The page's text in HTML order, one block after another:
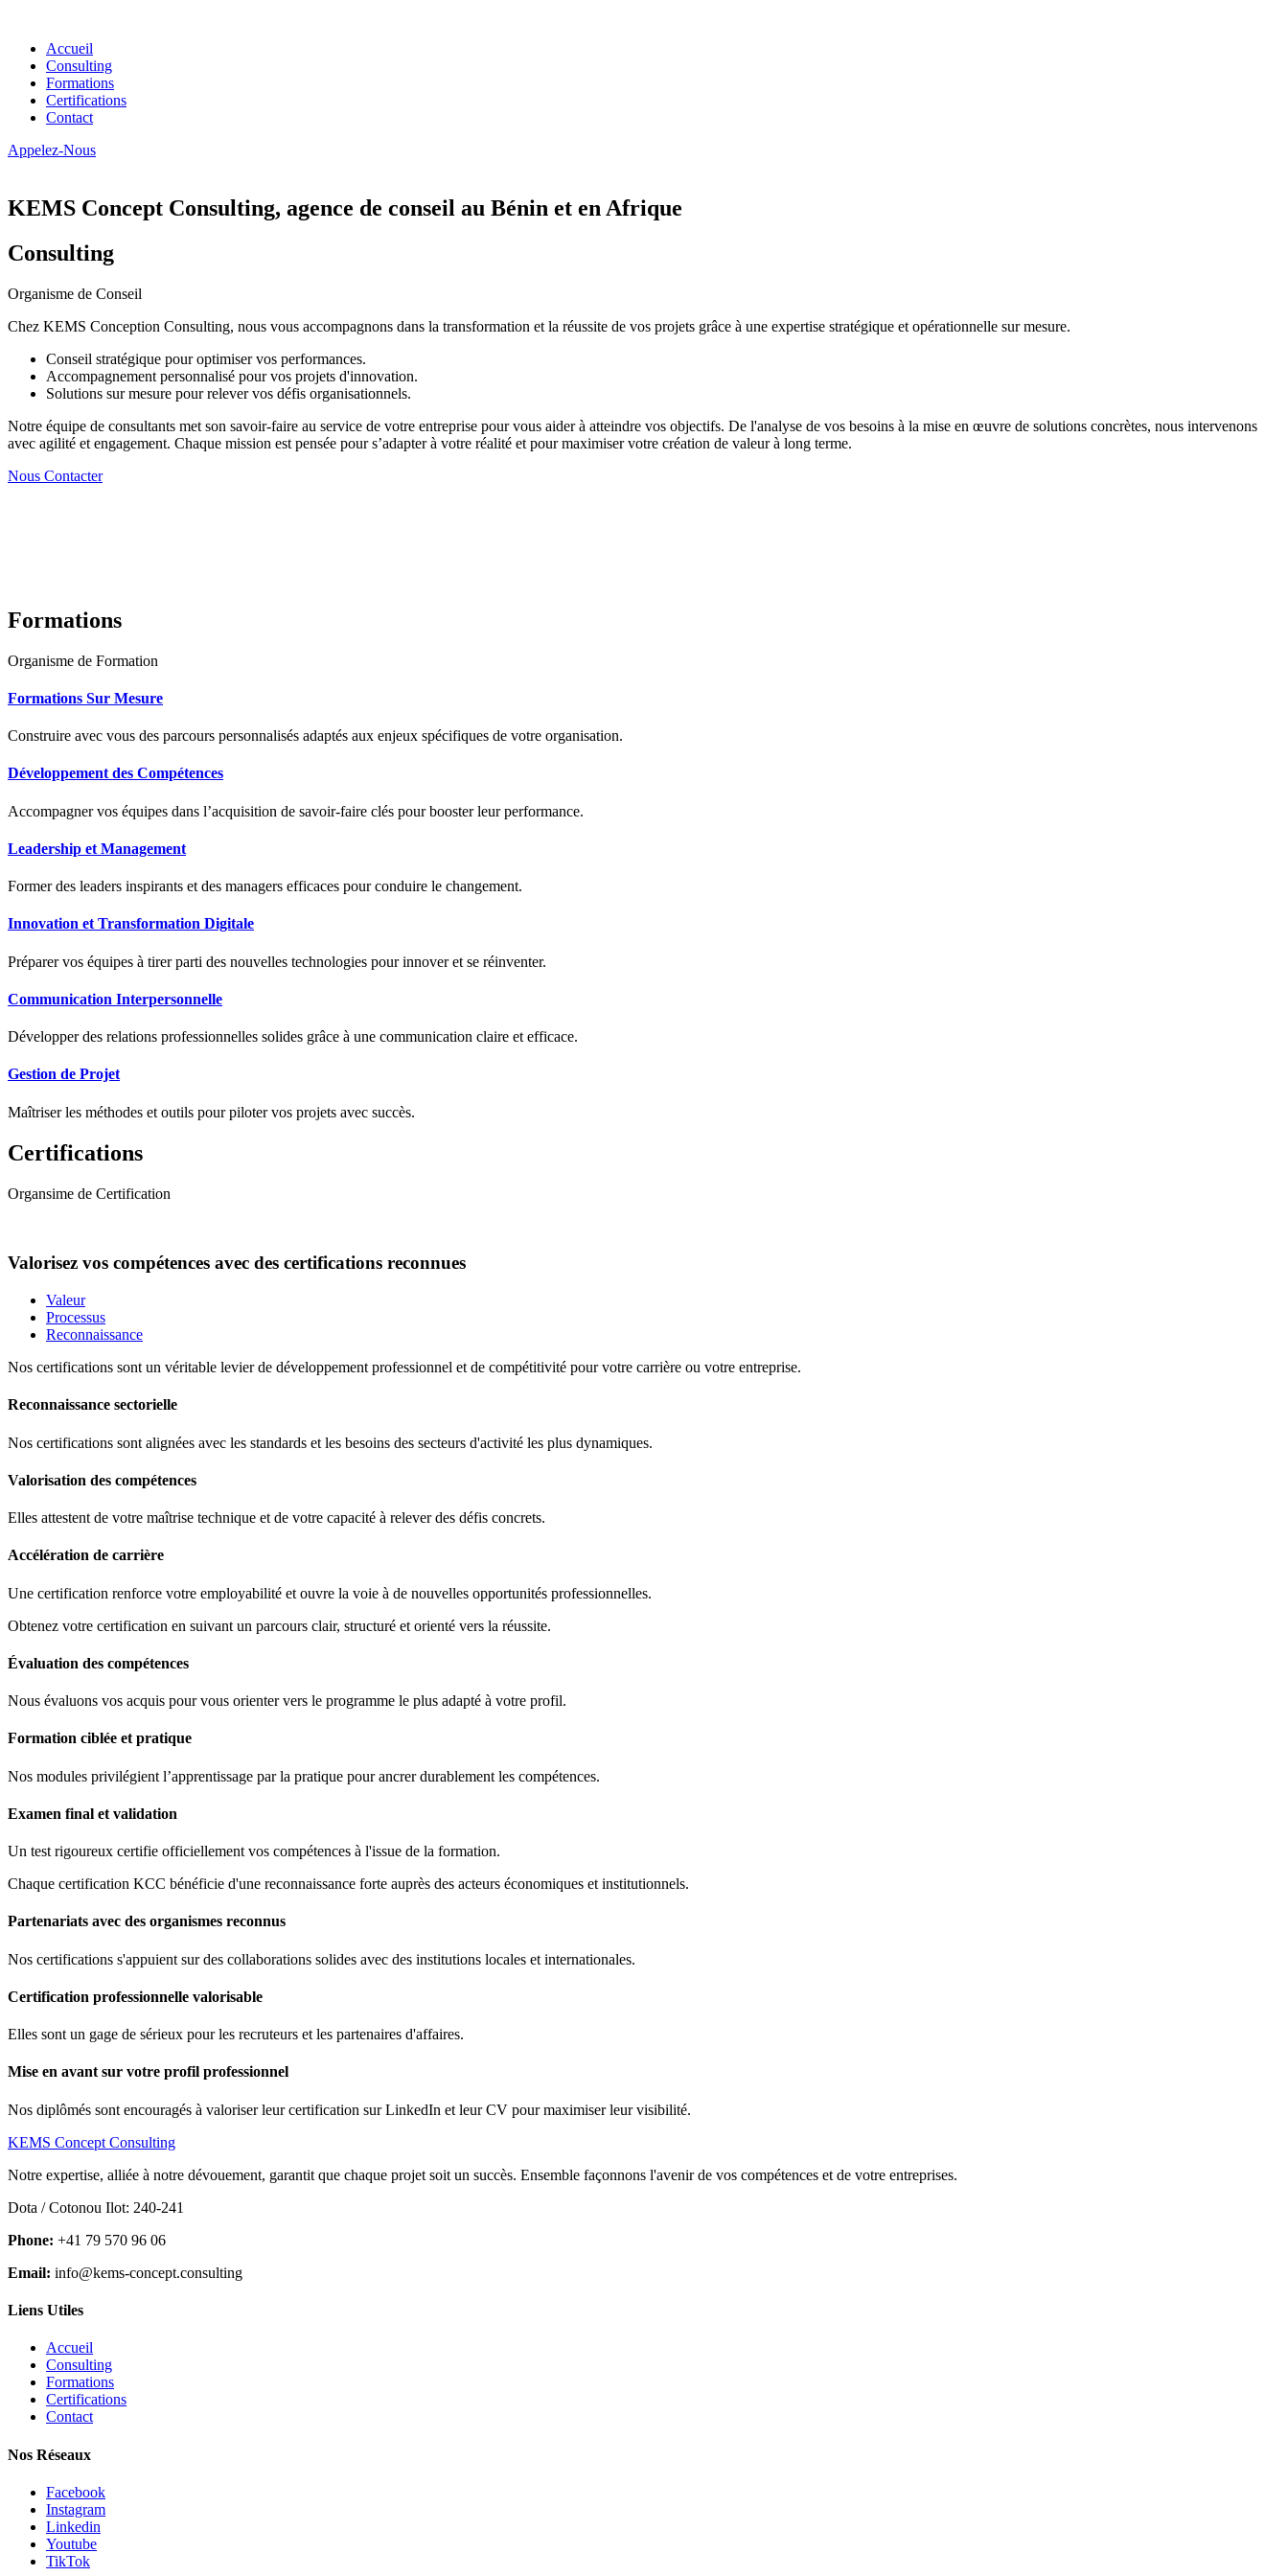
Accueil
Consulting
Formations
Certifications
Contact
Appelez-Nous
KEMS Concept Consulting, agence de conseil au Bénin et en Afrique
Consulting
Organisme de Conseil
Chez KEMS Conception Consulting, nous vous accompagnons dans la transformation et la réussite de vos projets grâce à une expertise stratégique et opérationnelle sur mesure.
Conseil stratégique pour optimiser vos performances.
Accompagnement personnalisé pour vos projets d'innovation.
Solutions sur mesure pour relever vos défis organisationnels.
Notre équipe de consultants met son savoir-faire au service de votre entreprise pour vous aider à atteindre vos objectifs. De l'analyse de vos besoins à la mise en œuvre de solutions concrètes, nous intervenons
avec agilité et engagement. Chaque mission est pensée pour s’adapter à votre réalité et pour maximiser votre création de valeur à long terme.
Nous Contacter
Formations
Organisme de Formation
Formations Sur Mesure
Construire avec vous des parcours personnalisés adaptés aux enjeux spécifiques de votre organisation.
Développement des Compétences
Accompagner vos équipes dans l’acquisition de savoir-faire clés pour booster leur performance.
Leadership et Management
Former des leaders inspirants et des managers efficaces pour conduire le changement.
Innovation et Transformation Digitale
Préparer vos équipes à tirer parti des nouvelles technologies pour innover et se réinventer.
Communication Interpersonnelle
Développer des relations professionnelles solides grâce à une communication claire et efficace.
Gestion de Projet
Maîtriser les méthodes et outils pour piloter vos projets avec succès.
Certifications
Organsime de Certification
Valorisez vos compétences avec des certifications reconnues
Valeur
Processus
Reconnaissance
Nos certifications sont un véritable levier de développement professionnel et de compétitivité pour votre carrière ou votre entreprise.
Reconnaissance sectorielle
Nos certifications sont alignées avec les standards et les besoins des secteurs d'activité les plus dynamiques.
Valorisation des compétences
Elles attestent de votre maîtrise technique et de votre capacité à relever des défis concrets.
Accélération de carrière
Une certification renforce votre employabilité et ouvre la voie à de nouvelles opportunités professionnelles.
Obtenez votre certification en suivant un parcours clair, structuré et orienté vers la réussite.
Évaluation des compétences
Nous évaluons vos acquis pour vous orienter vers le programme le plus adapté à votre profil.
Formation ciblée et pratique
Nos modules privilégient l’apprentissage par la pratique pour ancrer durablement les compétences.
Examen final et validation
Un test rigoureux certifie officiellement vos compétences à l'issue de la formation.
Chaque certification KCC bénéficie d'une reconnaissance forte auprès des acteurs économiques et institutionnels.
Partenariats avec des organismes reconnus
Nos certifications s'appuient sur des collaborations solides avec des institutions locales et internationales.
Certification professionnelle valorisable
Elles sont un gage de sérieux pour les recruteurs et les partenaires d'affaires.
Mise en avant sur votre profil professionnel
Nos diplômés sont encouragés à valoriser leur certification sur LinkedIn et leur CV pour maximiser leur visibilité.
KEMS Concept Consulting
Notre expertise, alliée à notre dévouement, garantit que chaque projet soit un succès. Ensemble façonnons l'avenir de vos compétences et de votre entreprises.
Dota / Cotonou Ilot: 240-241
Phone: +41 79 570 96 06
Email: info@kems-concept.consulting
Liens Utiles
Accueil
Consulting
Formations
Certifications
Contact
Nos Réseaux
Facebook
Instagram
Linkedin
Youtube
TikTok